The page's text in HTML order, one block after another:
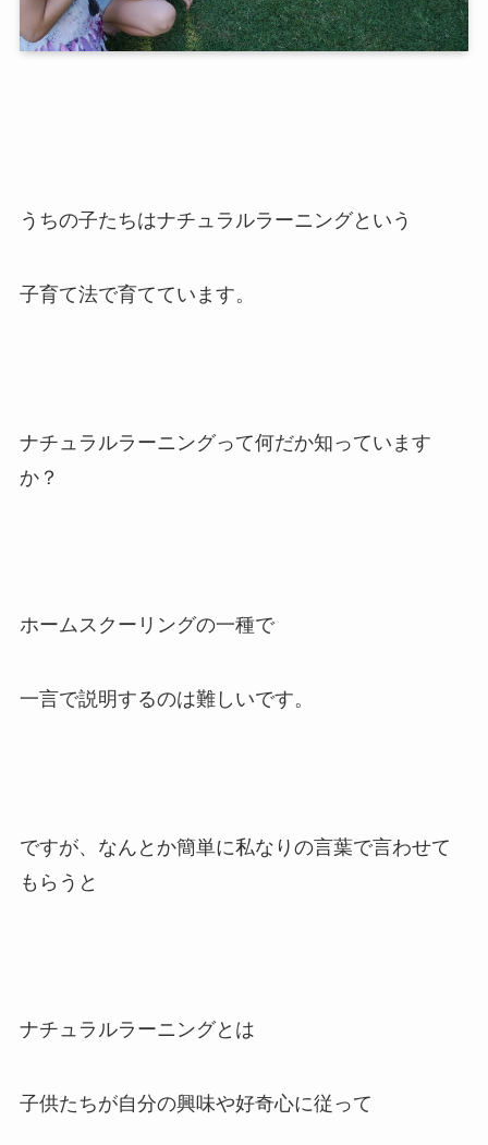
うちの子たちはナチュラルラーニングという
子育て法で育てています。
ナチュラルラーニングって何だか知っています
か？
ホームスクーリングの一種で
一言で説明するのは難しいです。
ですが、なんとか簡単に私なりの言葉で言わせて
もらうと
ナチュラルラーニングとは
子供たちが自分の興味や好奇心に従って